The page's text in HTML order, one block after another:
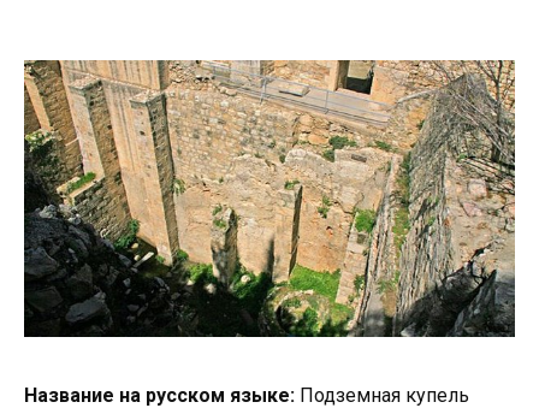
Название на русском языке: Подземная купель